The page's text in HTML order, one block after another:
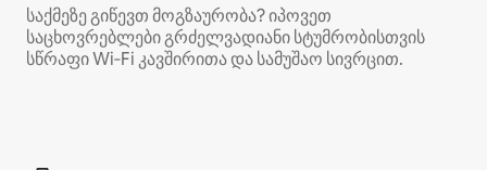
საქმეზე გიწევთ მოგზაურობა? იპოვეთ
საცხოვრებლები გრძელვადიანი სტუმრობისთვის
სწრაფი Wi‑Fi კავშირითა და სამუშაო სივრცით.